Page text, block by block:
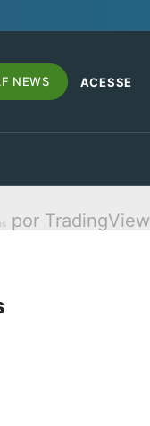
NEWS ACESSE
por TradingView